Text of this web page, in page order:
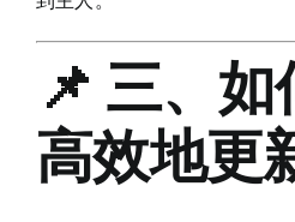
📌 三、
高效地更